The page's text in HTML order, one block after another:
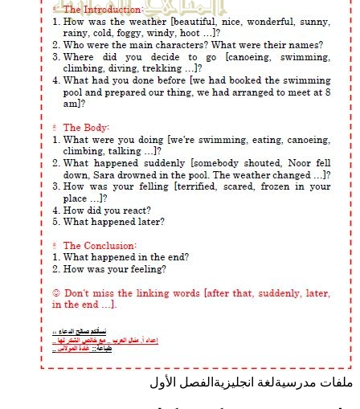
ملفات مدرسيةلغة انجليزيةالفصل الأول